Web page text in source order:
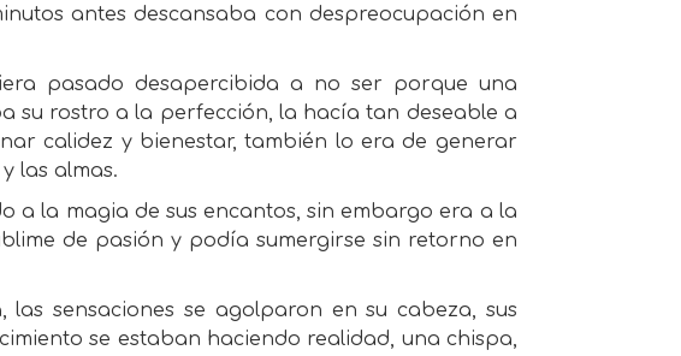
antes descansaba con despreocupación en
pasado desapercibida a no ser porque una
su rostro a la perfección, la hacía tan deseable a
calidez y bienestar, también lo era de generar
las almas.
a la magia de sus encantos, sin embargo era a la
de pasión y podía sumergirse sin retorno en
sensaciones se agolparon en su cabeza, sus
se estaban haciendo realidad, una chispa,